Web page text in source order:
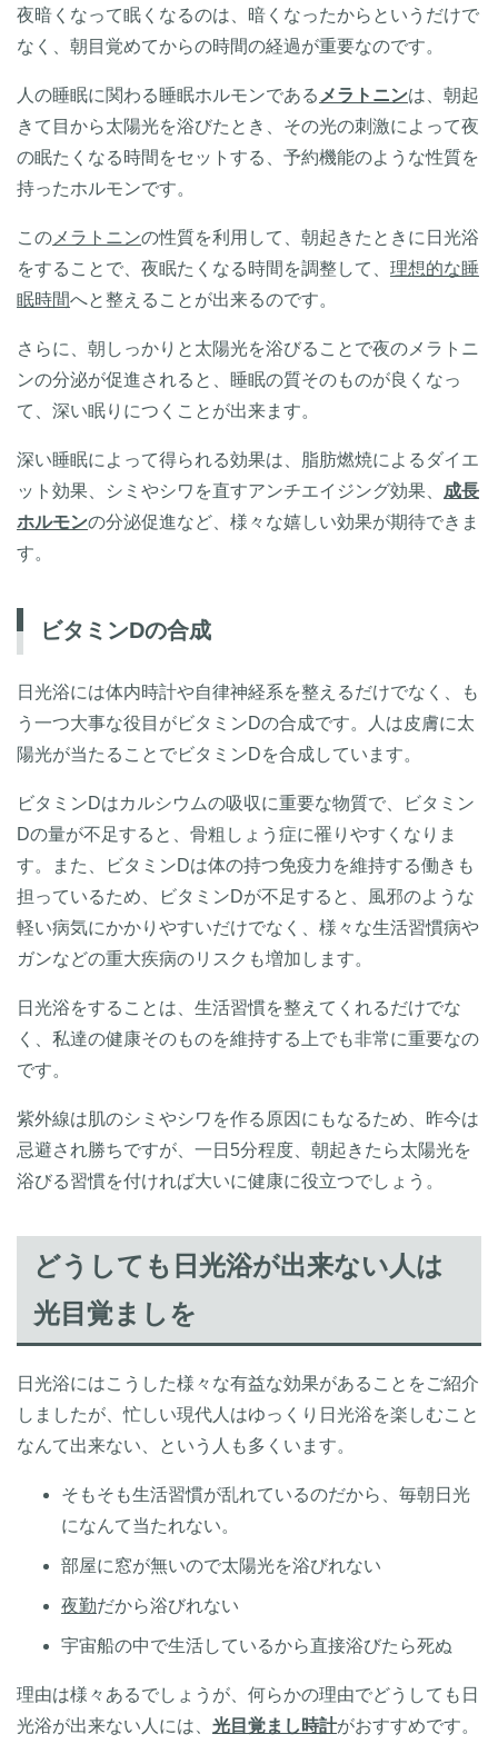
夜暗くなって眠くなるのは、暗くなったからというだけで
なく、朝目覚めてからの時間の経過が重要なのです。
人の睡眠に関わる睡眠ホルモンである メラトニンは、朝起
きて目から太陽光を浴びたとき、その光の刺激によって夜
の眠たくなる時間をセットする、予約機能のような性質を
持ったホルモンです。
この メラトニンの性質を利用して、朝起きたときに日光浴
をすることで、夜眠たくなる時間を調整して、 理想的な睡
眠時間へと整えることが出来るのです。
さらに、朝しっかりと太陽光を浴びることで夜のメラトニ
ンの分泌が促進されると、睡眠の質そのものが良くなっ
て、深い眠りにつくことが出来ます。
深い睡眠によって得られる効果は、脂肪燃焼によるダイエ
ット効果、シミやシワを直すアンチエイジング効果、 成長
ホルモンの分泌促進など、様々な嬉しい効果が期待できま
す。
ビタミンDの合成
日光浴には体内時計や自律神経系を整えるだけでなく、も
う一つ大事な役目がビタミンDの合成です。人は皮膚に太
陽光が当たることでビタミンDを合成しています。
ビタミンDはカルシウムの吸収に重要な物質で、ビタミン
Dの量が不足すると、骨粗しょう症に罹りやすくなりま
す。また、ビタミンDは体の持つ免疫力を維持する働きも
担っているため、ビタミンDが不足すると、風邪のような
軽い病気にかかりやすいだけでなく、様々な生活習慣病や
ガンなどの重大疾病のリスクも増加します。
日光浴をすることは、生活習慣を整えてくれるだけでな
く、私達の健康そのものを維持する上でも非常に重要なの
です。
紫外線は肌のシミやシワを作る原因にもなるため、昨今は
忌避され勝ちですが、一日5分程度、朝起きたら太陽光を
浴びる習慣を付ければ大いに健康に役立つでしょう。
どうしても日光浴が出来ない人は
光目覚ましを
日光浴にはこうした様々な有益な効果があることをご紹介
しましたが、忙しい現代人はゆっくり日光浴を楽しむこと
なんて出来ない、という人も多くいます。
そもそも生活習慣が乱れているのだから、毎朝日光
になんて当たれない。
部屋に窓が無いので太陽光を浴びれない
夜勤だから浴びれない
宇宙船の中で生活しているから直接浴びたら死ぬ
理由は様々あるでしょうが、何らかの理由でどうしても日
光浴が出来ない人には、 光目覚まし時計がおすすめです。